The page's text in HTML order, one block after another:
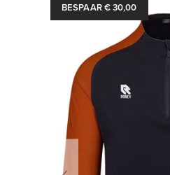
BESPAAR € 30,00